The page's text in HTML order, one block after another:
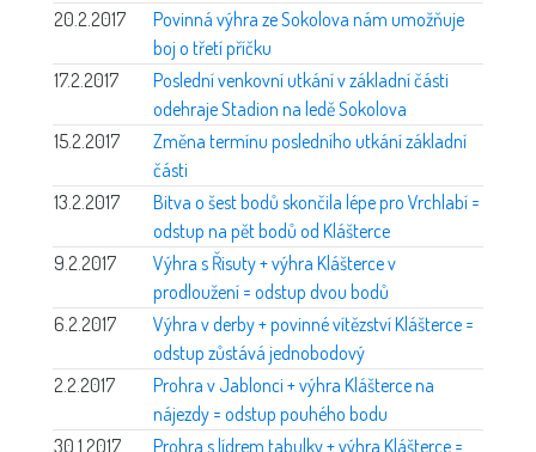
20.2.2017
Povinná výhra ze Sokolova nám umožňuje
boj o třetí příčku
17.2.2017
Poslední venkovní utkání v základní části
odehraje Stadion na ledě Sokolova
15.2.2017
Změna termínu posledního utkání základní
části
13.2.2017
Bitva o šest bodů skončila lépe pro Vrchlabí =
odstup na pět bodů od Klášterce
9.2.2017
Výhra s Řisuty + výhra Klášterce v
prodloužení = odstup dvou bodů
6.2.2017
Výhra v derby + povinné vítězství Klášterce =
odstup zůstává jednobodový
2.2.2017
Prohra v Jablonci + výhra Klášterce na
nájezdy = odstup pouhého bodu
30.1.2017
Prohra s lídrem tabulky + výhra Klášterce =